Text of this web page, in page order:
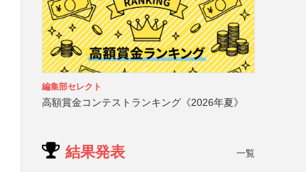
編集部セレクト
高額賞金コンテストランキング《2026年夏》
結果発表 一覧